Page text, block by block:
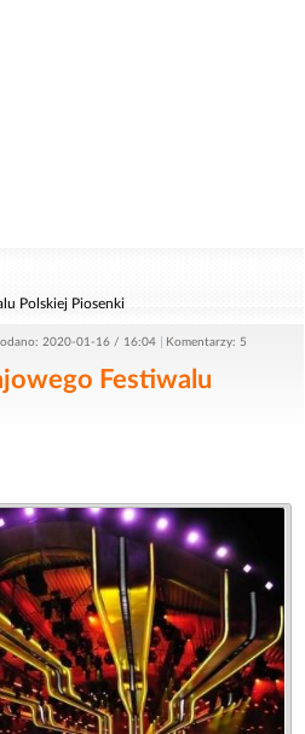
Polskiej Piosenki
2020-01-16 / 16:04 Komentarzy: 5
Festiwalu